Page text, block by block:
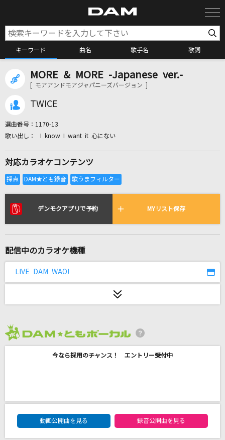
キーワード 曲名 歌手名 歌詞
カラオケ検索
全国りれき
リアルタイムで歌われている曲の一覧
緞帳を上げてくれ！
少女レイ
MORE & MORE -Japanese ver.-
[ モアアンドモアジャパニーズバージョン ]
TWICE
選曲番号： 1170-13
I know I want it 心にない
対応カラオケコンテンツ
デンモクアプリで予約 MYリスト保存
配信中のカラオケ機種
LIVE DAM WAO!
今なら採用のチャンス！ エントリー受付中
DAM★ともボーカルエントリーランキング
動画公開曲を見る
録音公開曲を見る